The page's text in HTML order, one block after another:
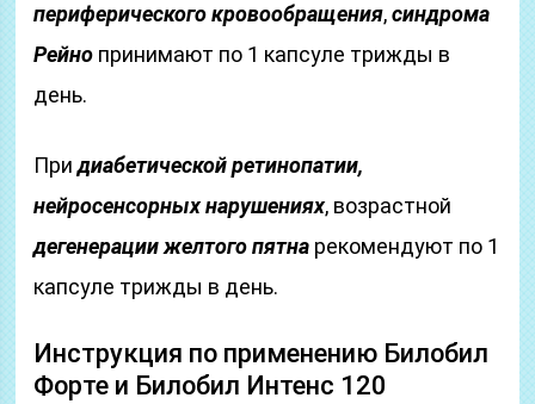
периферического кровообращения,синдрома
Рейно принимают по 1 капсуле трижды в
день.
Придиабетической ретинопатии,
нейросенсорных нарушениях, возрастной
дегенерации желтого пятна рекомендуют по 1
капсуле трижды в день.
Инструкция по применению Билобил
Форте и Билобил Интенс 120